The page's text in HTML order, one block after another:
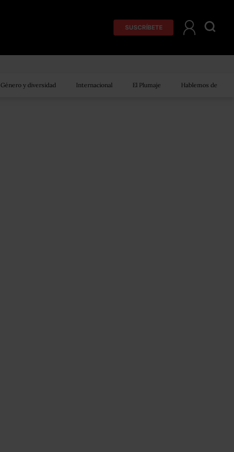
SUSCRÍBETE
Género y diversidad Internacional El Plumaje Hablemos de